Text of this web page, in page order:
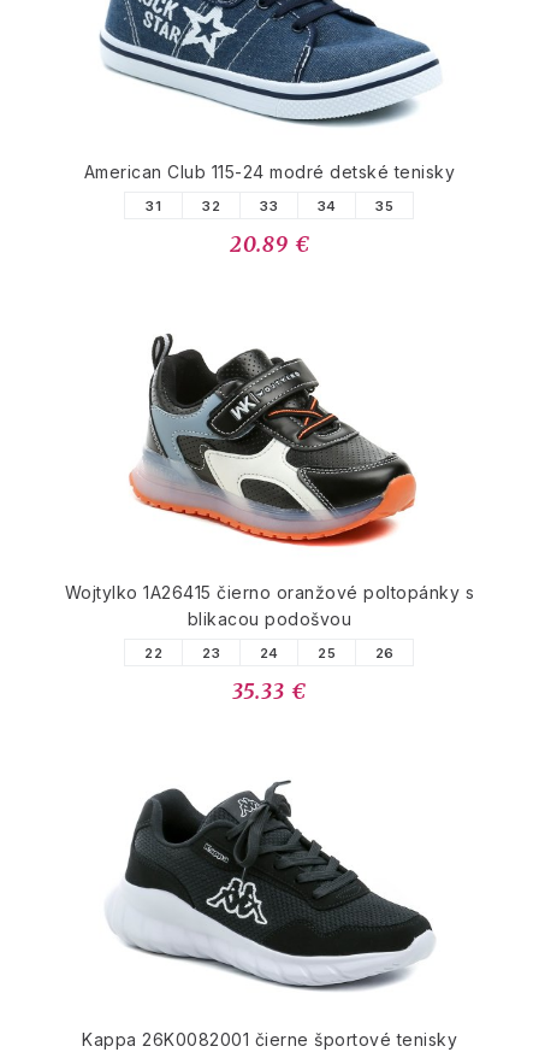
American Club 115-24 modré detské tenisky
31 32 33 34 35
20.89 €
Wojtylko 1A26415 čierno oranžové poltopánky s
blikacou podošvou
22 23 24 25 26
35.33 €
Kappa 26K0082001 čierne športové tenisky